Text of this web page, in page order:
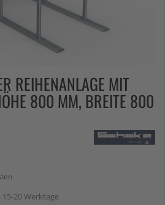
REIHENANLAGE MIT
800 MM, BREITE 800
20 Werktage